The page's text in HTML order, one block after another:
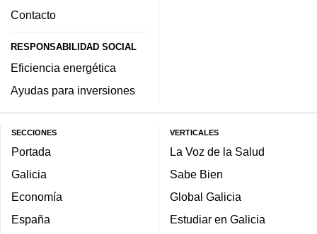
Contacto
RESPONSABILIDAD SOCIAL
Eficiencia energética
Ayudas para inversiones
SECCIONES
Portada
Galicia
Economía
España
VERTICALES
La Voz de la Salud
Sabe Bien
Global Galicia
Estudiar en Galicia